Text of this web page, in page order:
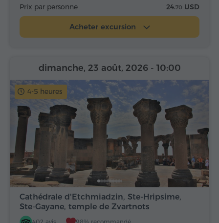
Prix par personne 24.70 USD
Acheter excursion
4-5 heures
Cathédrale d'Etchmiadzin, Ste-Hripsime,
Ste-Gayane, temple de Zvartnots
dimanche, 23 août, 2026 - 10:00